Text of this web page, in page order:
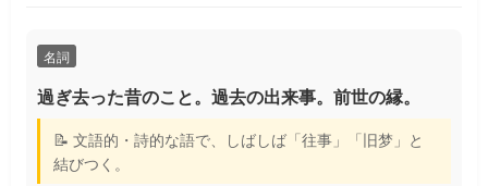
名詞
過ぎ去った昔のこと。過去の出来事。前世の縁。
📝 文語的・詩的な語で、しばしば「往事」「旧梦」と
結びつく。